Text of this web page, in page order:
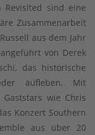
Revisited sind eine
Zusammenarbeit
aus dem Jahr
von Derek
das historische
aufleben. Mit
wie Chris
Konzert Southern
aus über 20